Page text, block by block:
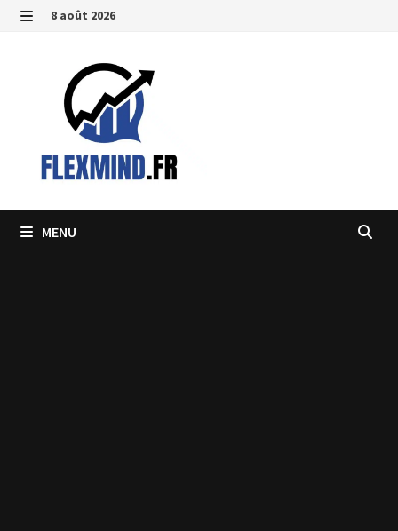
Passer
8 août 2026
MENU